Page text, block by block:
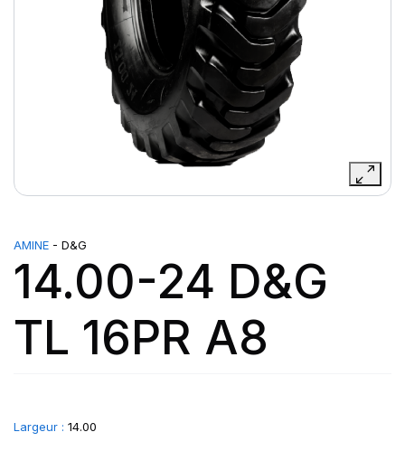
AMINE - D&G
14.00-24 D&G
TL 16PR A8
Largeur : 14.00